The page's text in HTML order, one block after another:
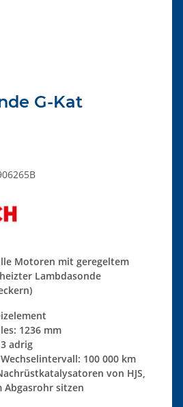
G-Kat
Motoren mit geregeltem
Lambdasonde
1236 mm
adrig
100 000 km
von HJS,
Abgasrohr sitzen